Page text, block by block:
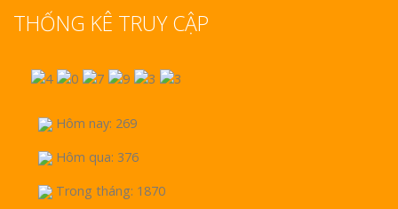
THỐNG KÊ TRUY CẬP
Hôm nay: 269
Hôm qua: 376
Trong tháng: 1870